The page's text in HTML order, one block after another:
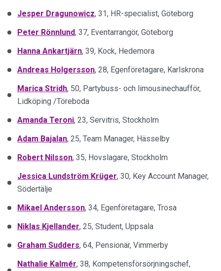
Jesper Dragunowicz, 31, HR-specialist, Göteborg
Peter Rönnlund, 37, Eventarrangör, Göteborg
Hanna Ankartjärn, 39, Kock, Hedemora
Andreas Holgersson, 28, Egenföretagare, Karlskrona
Marica Stridh, 50, Partybuss- och limousinechaufför,
Lidköping /Töreboda
Amanda Teroni, 23, Servitris, Stockholm
Adam Bajalan, 25, Team Manager, Hässelby
Robert Nilsson, 35, Hovslagare, Stockholm
Jessica Lundström Krüger, 30, Key Account Manager,
Södertälje
Mikael Andersson, 34, Egenföretagare, Trosa
Niklas Kjellander, 25, Student, Uppsala
Graham Sudders, 64, Pensionär, Vimmerby
Nathalie Kalmér, 38, Kompetensförsörjningschef,